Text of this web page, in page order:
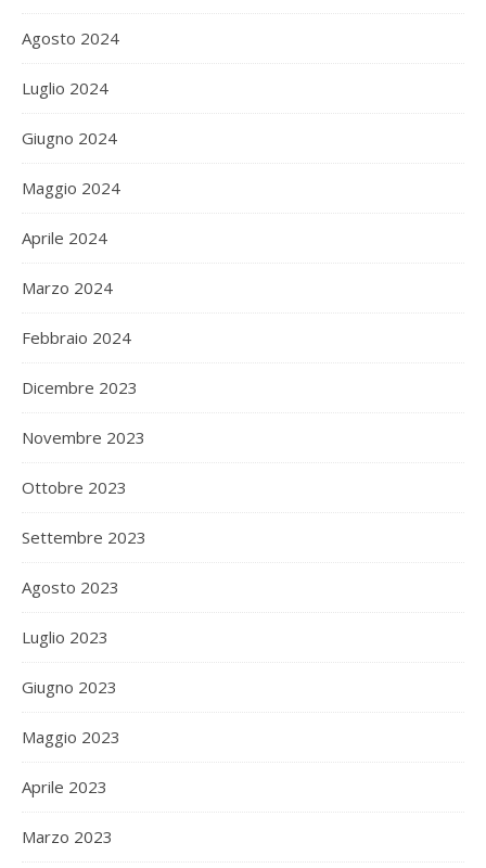
Agosto 2024
Luglio 2024
Giugno 2024
Maggio 2024
Aprile 2024
Marzo 2024
Febbraio 2024
Dicembre 2023
Novembre 2023
Ottobre 2023
Settembre 2023
Agosto 2023
Luglio 2023
Giugno 2023
Maggio 2023
Aprile 2023
Marzo 2023